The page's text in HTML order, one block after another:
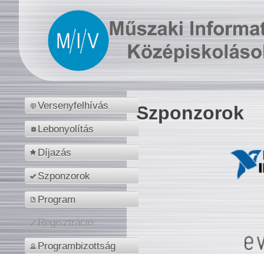
Versenyfelhívás
Lebonyolítás
Díjazás
Szponzorok
Program
Regisztráció
Programbizottság
Szponzorok